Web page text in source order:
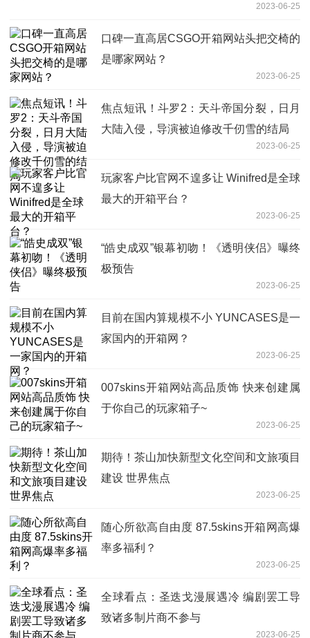
2023-06-25
口碑一直高居CSGO开箱网站头把交椅的
是哪家网站？
2023-06-25
焦点短讯！斗罗2：天斗帝国分裂，日月
大陆入侵，导演被迫修改千仞雪的结局
2023-06-25
玩家客户比官网不遑多让 Winifred是全球
最大的开箱平台？
2023-06-25
“皓史成双”银幕初吻！《透明侠侣》曝终
极预告
2023-06-25
目前在国内算规模不小 YUNCASES是一
家国内的开箱网？
2023-06-25
007skins开箱网站高品质饰 快来创建属
于你自己的玩家箱子~
2023-06-25
期待！茶山加快新型文化空间和文旅项目
建设 世界焦点
2023-06-25
随心所欲高自由度 87.5skins开箱网高爆
率多福利？
2023-06-25
全球看点：圣迭戈漫展遇冷 编剧罢工导
致诸多制片商不参与
2023-06-25